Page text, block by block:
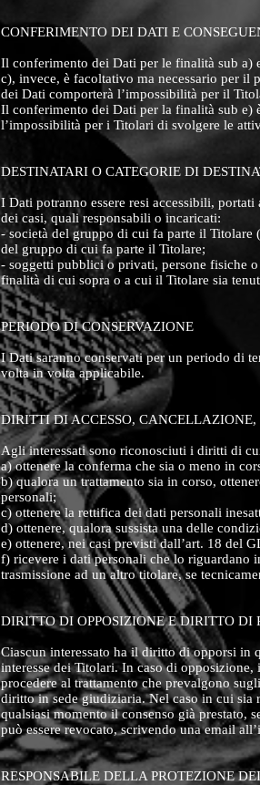
CONFERIMENTO DEI DATI E
Il conferimento dei Dati per le finalità sub a)
c), invece, è facoltativo ma necessario per il
dei Dati comporterà l’impossibilità per il
Il conferimento dei Dati per la finalità sub e)
l’impossibilità per i Titolari di svolgere le
DESTINATARI O CATEGORIE DI
I Dati potranno essere resi accessibili,
dei casi, quali responsabili o incaricati:
- società del gruppo di cui fa parte il
del gruppo di cui fa parte il Titolare;
- soggetti pubblici o privati, persone fisiche
finalità di cui sopra o a cui il Titolare sia
PERIODO DI CONSERVAZIONE
I Dati saranno conservati per un periodo di
volta in volta applicabile.
DIRITTI DI ACCESSO,
Agli interessati sono riconosciuti i diritti di
a) ottenere la conferma che sia o meno in
b) qualora un trattamento sia in corso,
personali;
c) ottenere la rettifica dei dati personali
d) ottenere, qualora sussista una delle
e) ottenere, nei casi previsti dall’art. 18 del
f) ricevere i dati personali che lo riguardano
trasmissione ad un altro titolare, se
DIRITTO DI OPPOSIZIONE E DIRITTO DI
Ciascun interessato ha il diritto di opporsi in
interesse dei Titolari. In caso di
procedere al trattamento che prevalgono
diritto in sede giudiziaria. Nel caso in cui sia
qualsiasi momento il consenso già prestato,
può essere revocato, scrivendo una email
RESPONSABILE DELLA PROTEZIONE